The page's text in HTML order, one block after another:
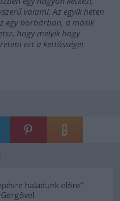
valami. Az egyik héten
egy borbárban, a másik
hogy melyik hogy
ezt a kettősséget
haladunk előre” –